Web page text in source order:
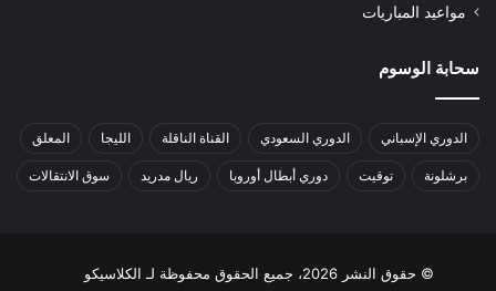
مواعيد المباريات
سحابة الوسوم
الدوري الإسباني الدوري السعودي القناة الناقلة الليجا المعلق
برشلونة توقيت دوري أبطال أوروبا ريال مدريد سوق الانتقالات
© حقوق النشر 2026، جميع الحقوق محفوظة لـ الكلاسيكو